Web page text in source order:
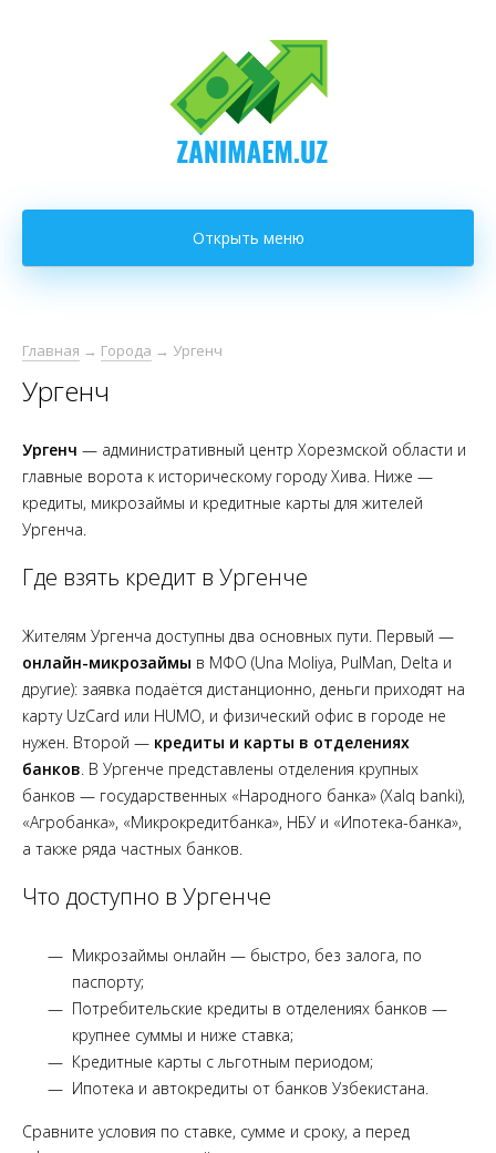
Открыть меню
Главная → Города → Ургенч
Ургенч
Ургенч — административный центр Хорезмской области и
главные ворота к историческому городу Хива. Ниже —
кредиты, микрозаймы и кредитные карты для жителей
Ургенча.
Где взять кредит в Ургенче
Жителям Ургенча доступны два основных пути. Первый —
онлайн-микрозаймы в МФО (Una Moliya, PulMan, Delta и
другие): заявка подаётся дистанционно, деньги приходят на
карту UzCard или HUMO, и физический офис в городе не
нужен. Второй — кредиты и карты в отделениях
банков. В Ургенче представлены отделения крупных
банков — государственных «Народного банка» (Xalq banki),
«Агробанка», «Микрокредитбанка», НБУ и «Ипотека-банка»,
а также ряда частных банков.
Что доступно в Ургенче
Микрозаймы онлайн — быстро, без залога, по
паспорту;
Потребительские кредиты в отделениях банков —
крупнее суммы и ниже ставка;
Кредитные карты с льготным периодом;
Ипотека и автокредиты от банков Узбекистана.
Сравните условия по ставке, сумме и сроку, а перед